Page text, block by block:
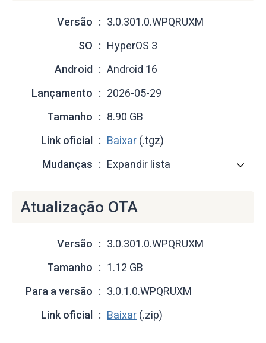
Versão
3.0.301.0.WPQRUXM
SO
HyperOS 3
Android
Android 16
Lançamento
2026-05-29
Tamanho
8.90 GB
Link oficial
Baixar (.tgz)
Mudanças
Expandir lista
Atualização OTA
Versão
3.0.301.0.WPQRUXM
Tamanho
1.12 GB
Para a versão
3.0.1.0.WPQRUXM
Link oficial
Baixar (.zip)